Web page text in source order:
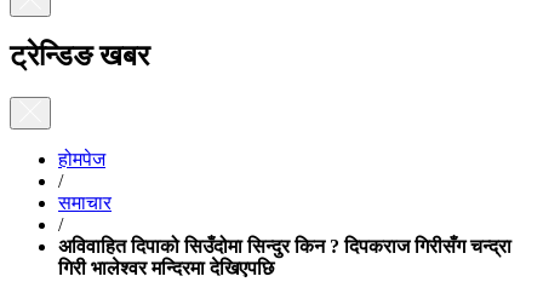
ट्रेन्डिङ खबर
होमपेज
/
समाचार
/
अविवाहित दिपाको सिउँदोमा सिन्दुर किन ? दिपकराज गिरीसँग चन्द्रा
गिरी भालेश्वर मन्दिरमा देखिएपछि